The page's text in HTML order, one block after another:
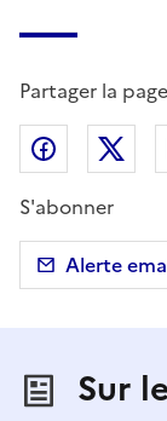
Partager la page
Partager
S'abonner
Alerte
Sur